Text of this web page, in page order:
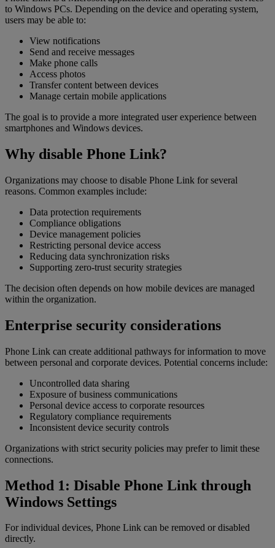
to Windows PCs. Depending on the device and operating system,
users may be able to:
View notifications
Send and receive messages
Make phone calls
Access photos
Transfer content between devices
Manage certain mobile applications
The goal is to provide a more integrated user experience between
smartphones and Windows devices.
Why disable Phone Link?
Organizations may choose to disable Phone Link for several
reasons. Common examples include:
Data protection requirements
Compliance obligations
Device management policies
Restricting personal device access
Reducing data synchronization risks
Supporting zero-trust security strategies
The decision often depends on how mobile devices are managed
within the organization.
Enterprise security considerations
Phone Link can create additional pathways for information to move
between personal and corporate devices. Potential concerns include:
Uncontrolled data sharing
Exposure of business communications
Personal device access to corporate resources
Regulatory compliance requirements
Inconsistent device security controls
Organizations with strict security policies may prefer to limit these
connections.
Method 1: Disable Phone Link through
Windows Settings
For individual devices, Phone Link can be removed or disabled
directly.